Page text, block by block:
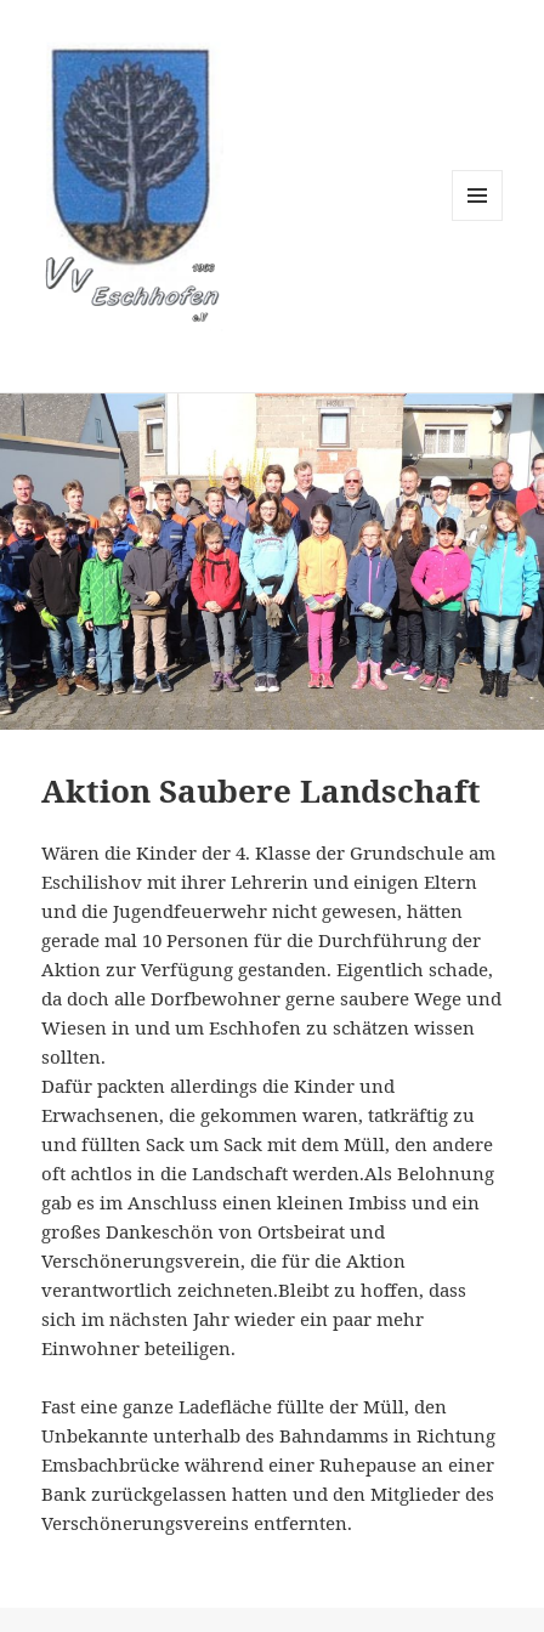
Aktion Saubere Landschaft
Wären die Kinder der 4. Klasse der Grundschule am
Eschilishov mit ihrer Lehrerin und einigen Eltern
und die Jugendfeuerwehr nicht gewesen, hätten
gerade mal 10 Personen für die Durchführung der
Aktion zur Verfügung gestanden. Eigentlich schade,
da doch alle Dorfbewohner gerne saubere Wege und
Wiesen in und um Eschhofen zu schätzen wissen
sollten.
Dafür packten allerdings die Kinder und
Erwachsenen, die gekommen waren, tatkräftig zu
und füllten Sack um Sack mit dem Müll, den andere
oft achtlos in die Landschaft werden.Als Belohnung
gab es im Anschluss einen kleinen Imbiss und ein
großes Dankeschön von Ortsbeirat und
Verschönerungsverein, die für die Aktion
verantwortlich zeichneten.Bleibt zu hoffen, dass
sich im nächsten Jahr wieder ein paar mehr
Einwohner beteiligen.
Fast eine ganze Ladefläche füllte der Müll, den
Unbekannte unterhalb des Bahndamms in Richtung
Emsbachbrücke während einer Ruhepause an einer
Bank zurückgelassen hatten und den Mitglieder des
Verschönerungsvereins entfernten.